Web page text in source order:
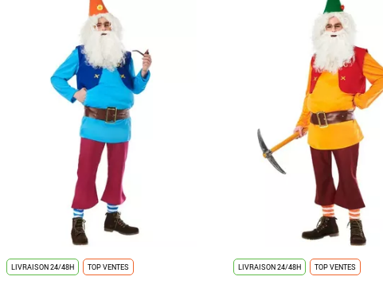
LIVRAISON 24/48H TOP VENTES LIVRAISON 24/48H TOP VENTES